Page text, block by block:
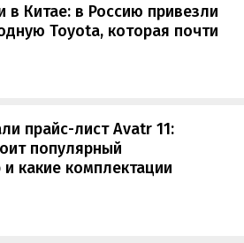
Китае: в Россию привезли
Toyota, которая почти
прайс-лист Avatr 11:
популярный
какие комплектации